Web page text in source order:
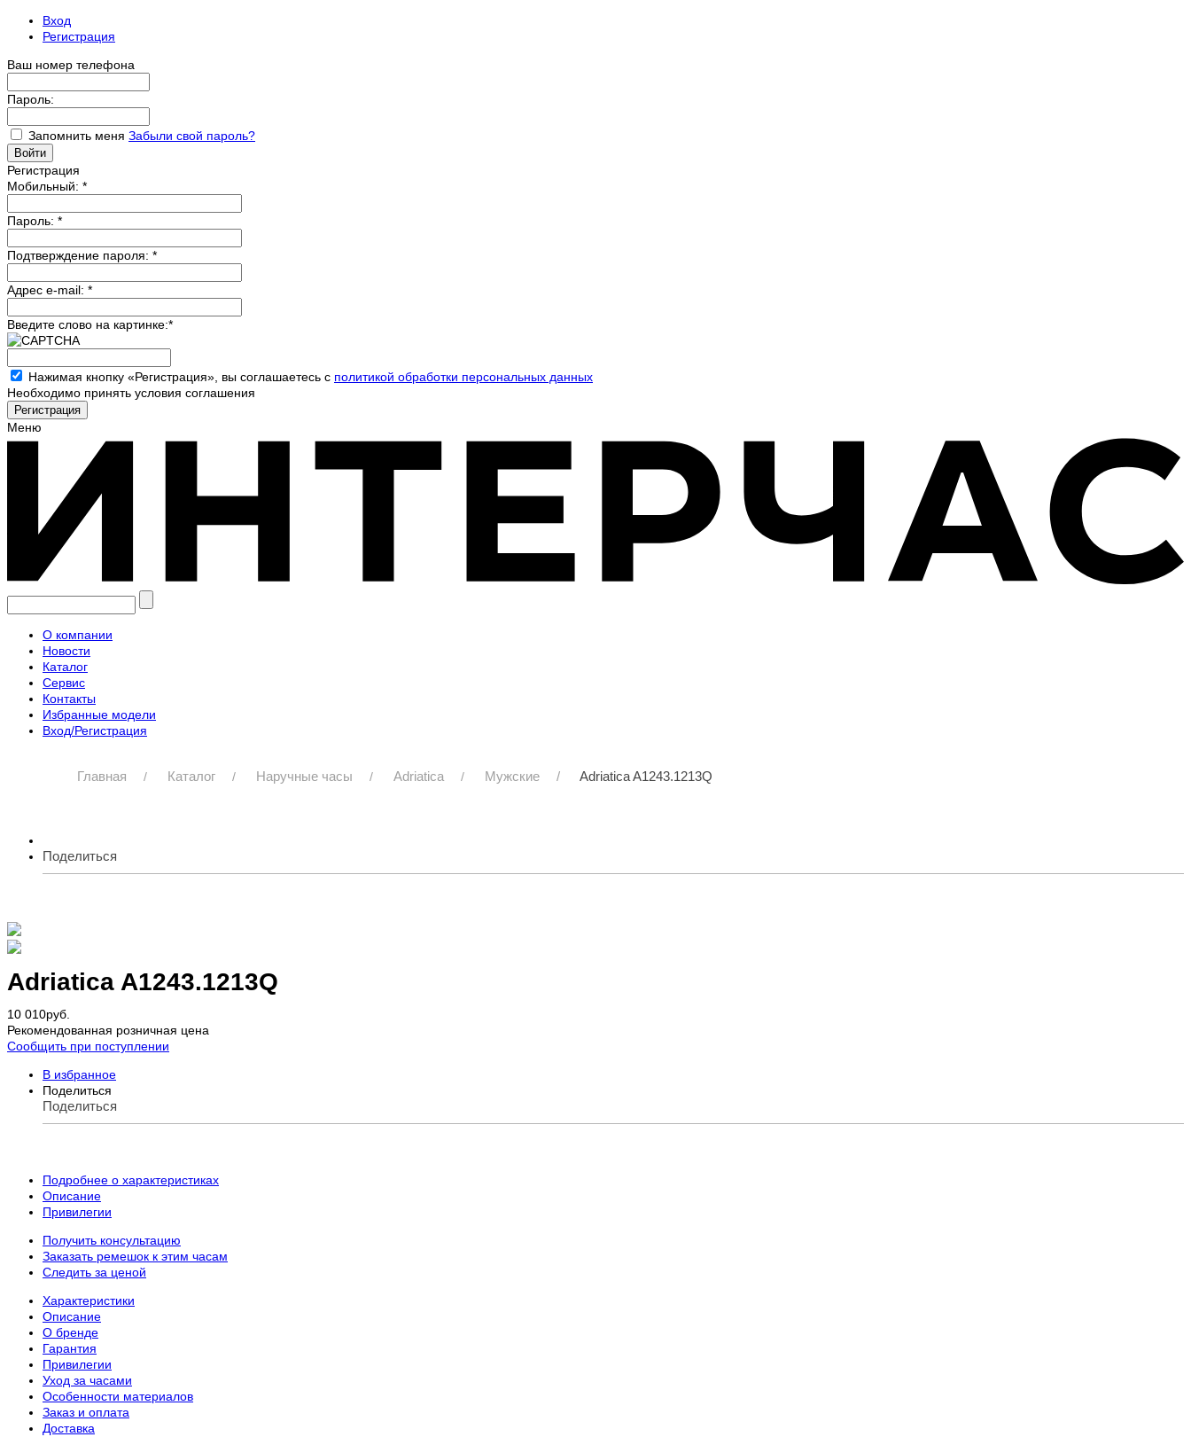
Вход
Регистрация
Ваш номер телефона
Пароль:
Запомнить меня Забыли свой пароль?
Регистрация
Мобильный: *
Пароль: *
Подтверждение пароля: *
Адрес e-mail: *
Введите слово на картинке:*
Нажимая кнопку «Регистрация», вы соглашаетесь с политикой обработки персональных данных
Необходимо принять условия соглашения
Меню
О компании
Новости
Каталог
Сервис
Контакты
Избранные модели
Вход/Регистрация
Главная Каталог Наручные часы Adriatica Мужские Adriatica A1243.1213Q
Поделиться
Adriatica A1243.1213Q
10 010руб.
Рекомендованная розничная цена
Сообщить при поступлении
В избранное
Поделиться
Поделиться
Подробнее о характеристиках
Описание
Привилегии
Получить консультацию
Заказать ремешок к этим часам
Следить за ценой
Характеристики
Описание
О бренде
Гарантия
Привилегии
Уход за часами
Особенности материалов
Заказ и оплата
Доставка